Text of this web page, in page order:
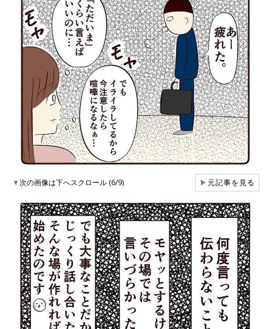
▼次の画像は下へスクロール (6/9) ▶元記事を見る